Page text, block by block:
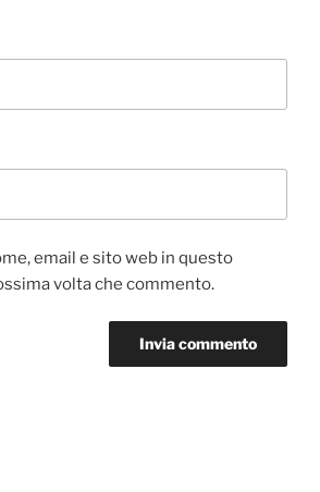
email e sito web in questo
volta che commento.